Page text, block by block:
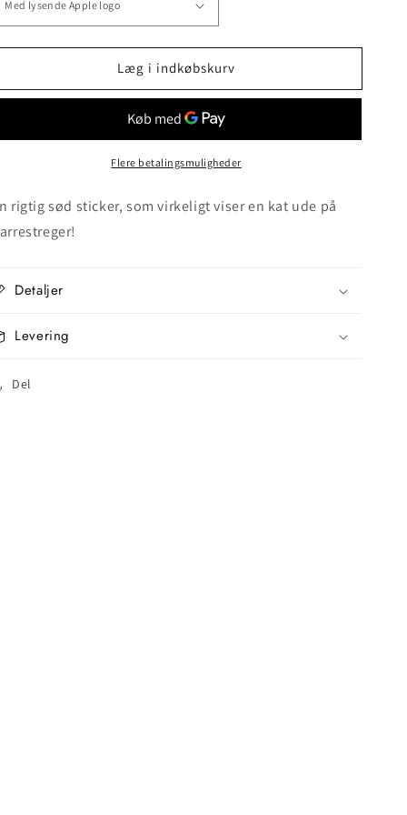
Læg i indkøbskurv
Flere betalingsmuligheder
rigtig sød sticker, som virkeligt viser en kat ude på
Detaljer
Levering
Del